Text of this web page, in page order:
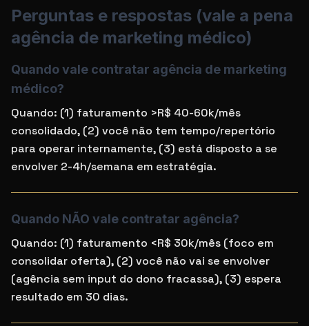
Perguntas e respostas (vale a pena
agência de marketing médico)
Quando vale contratar agência de marketing
médico?
Quando: (1) faturamento >R$ 40-60k/mês
consolidado, (2) você não tem tempo/repertório
para operar internamente, (3) está disposto a se
envolver 2-4h/semana em estratégia.
Quando NÃO vale contratar agência?
Quando: (1) faturamento <R$ 30k/mês (foco em
consolidar oferta), (2) você não vai se envolver
(agência sem input do dono fracassa), (3) espera
resultado em 30 dias.